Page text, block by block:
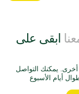
ابقى على
أخرى. يمكنك التواصل